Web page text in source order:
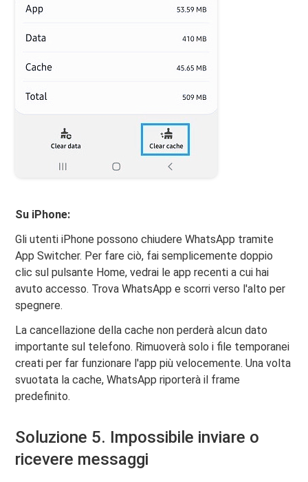
Su iPhone:
Gli utenti iPhone possono chiudere WhatsApp tramite
App Switcher. Per fare ciò, fai semplicemente doppio
clic sul pulsante Home, vedrai le app recenti a cui hai
avuto accesso. Trova WhatsApp e scorri verso l'alto per
spegnere.
La cancellazione della cache non perderà alcun dato
importante sul telefono. Rimuoverà solo i file temporanei
creati per far funzionare l'app più velocemente. Una volta
svuotata la cache, WhatsApp riporterà il frame
predefinito.
Soluzione 5. Impossibile inviare o
ricevere messaggi